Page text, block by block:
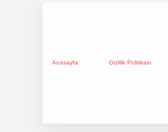
Anasayfa Gizlilik Politikası